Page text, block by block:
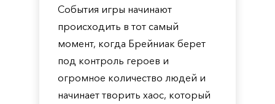
События игры начинают
происходить в тот самый
момент, когда Брейниак берет
под контроль героев и
огромное количество людей и
начинает творить хаос, который